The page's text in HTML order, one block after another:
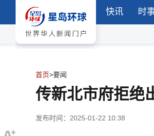
快讯 时
首页>要闻
传新北市府拒绝
发布时间：2025-01-22 10:38